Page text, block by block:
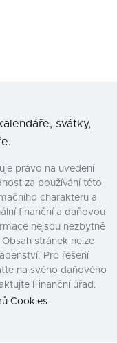
svátky,
právo na uvedení
za používání této
charakteru a
finanční a daňovou
nejsou nezbytně
stránek nelze
Pro řešení
na svého daňového
Finanční úřad.
Cookies